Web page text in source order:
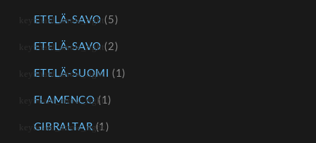
ETELÄ-SAVO (5)
ETELÄ-SAVO (2)
ETELÄ-SUOMI (1)
FLAMENCO (1)
GIBRALTAR(1)